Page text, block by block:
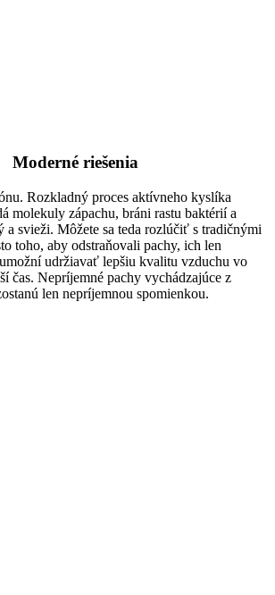
Moderné riešenia
Rozkladný proces aktívneho kyslíka
molekuly zápachu, bráni rastu baktérií a
a svieži. Môžete sa teda rozlúčiť s tradičnými
toho, aby odstraňovali pachy, ich len
udržiavať lepšiu kvalitu vzduchu vo
čas. Nepríjemné pachy vychádzajúce z
len nepríjemnou spomienkou.